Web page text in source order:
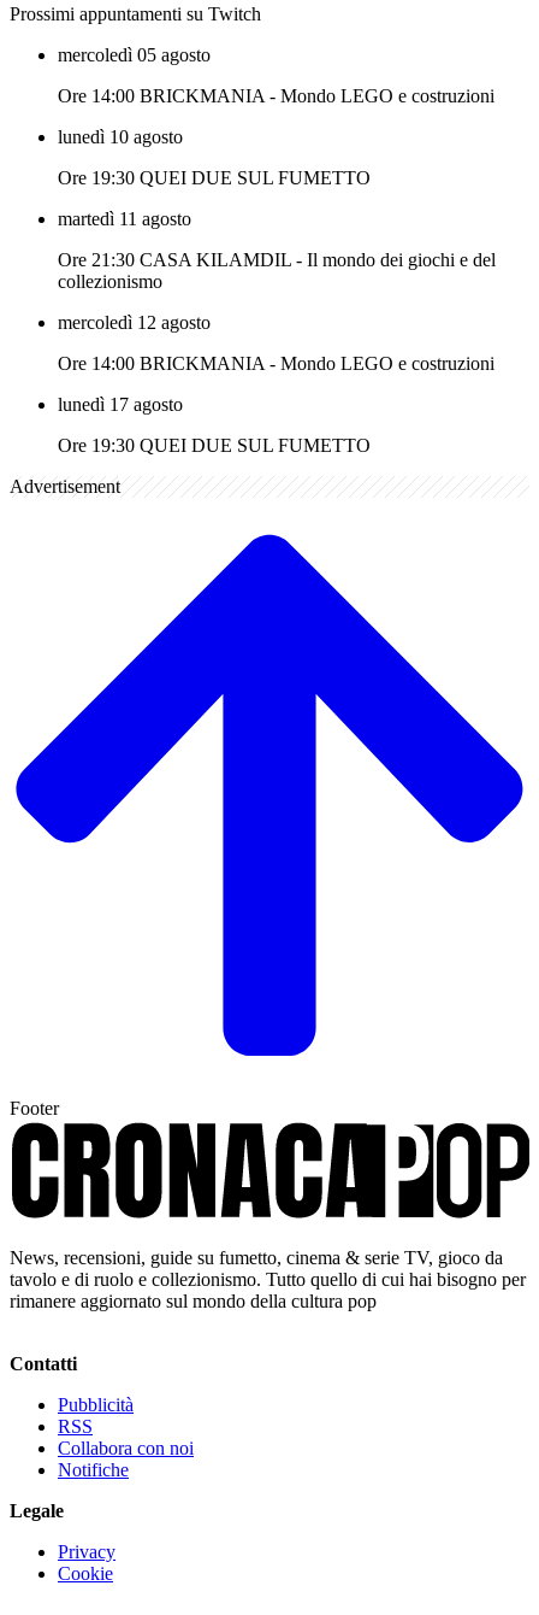
Prossimi appuntamenti su Twitch
mercoledì 05 agosto
Ore 14:00 BRICKMANIA - Mondo LEGO e costruzioni
lunedì 10 agosto
Ore 19:30 QUEI DUE SUL FUMETTO
martedì 11 agosto
Ore 21:30 CASA KILAMDIL - Il mondo dei giochi e del
collezionismo
mercoledì 12 agosto
Ore 14:00 BRICKMANIA - Mondo LEGO e costruzioni
lunedì 17 agosto
Ore 19:30 QUEI DUE SUL FUMETTO
Advertisement
Footer
News, recensioni, guide su fumetto, cinema & serie TV, gioco da
tavolo e di ruolo e collezionismo. Tutto quello di cui hai bisogno per
rimanere aggiornato sul mondo della cultura pop
Contatti
Pubblicità
RSS
Collabora con noi
Notifiche
Legale
Privacy
Cookie